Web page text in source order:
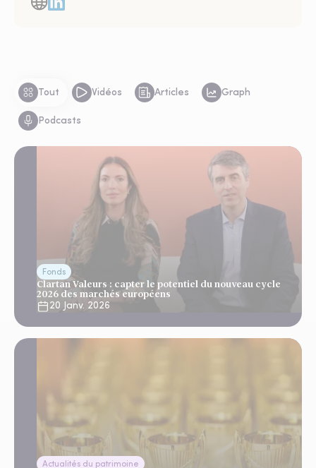
Tout Vidéos Articles Graph
Podcasts
Fonds
Clartan Valeurs : capter le potentiel du nouveau cycle
2026 des marchés européens
20 Janv. 2026
Actualités du patrimoine